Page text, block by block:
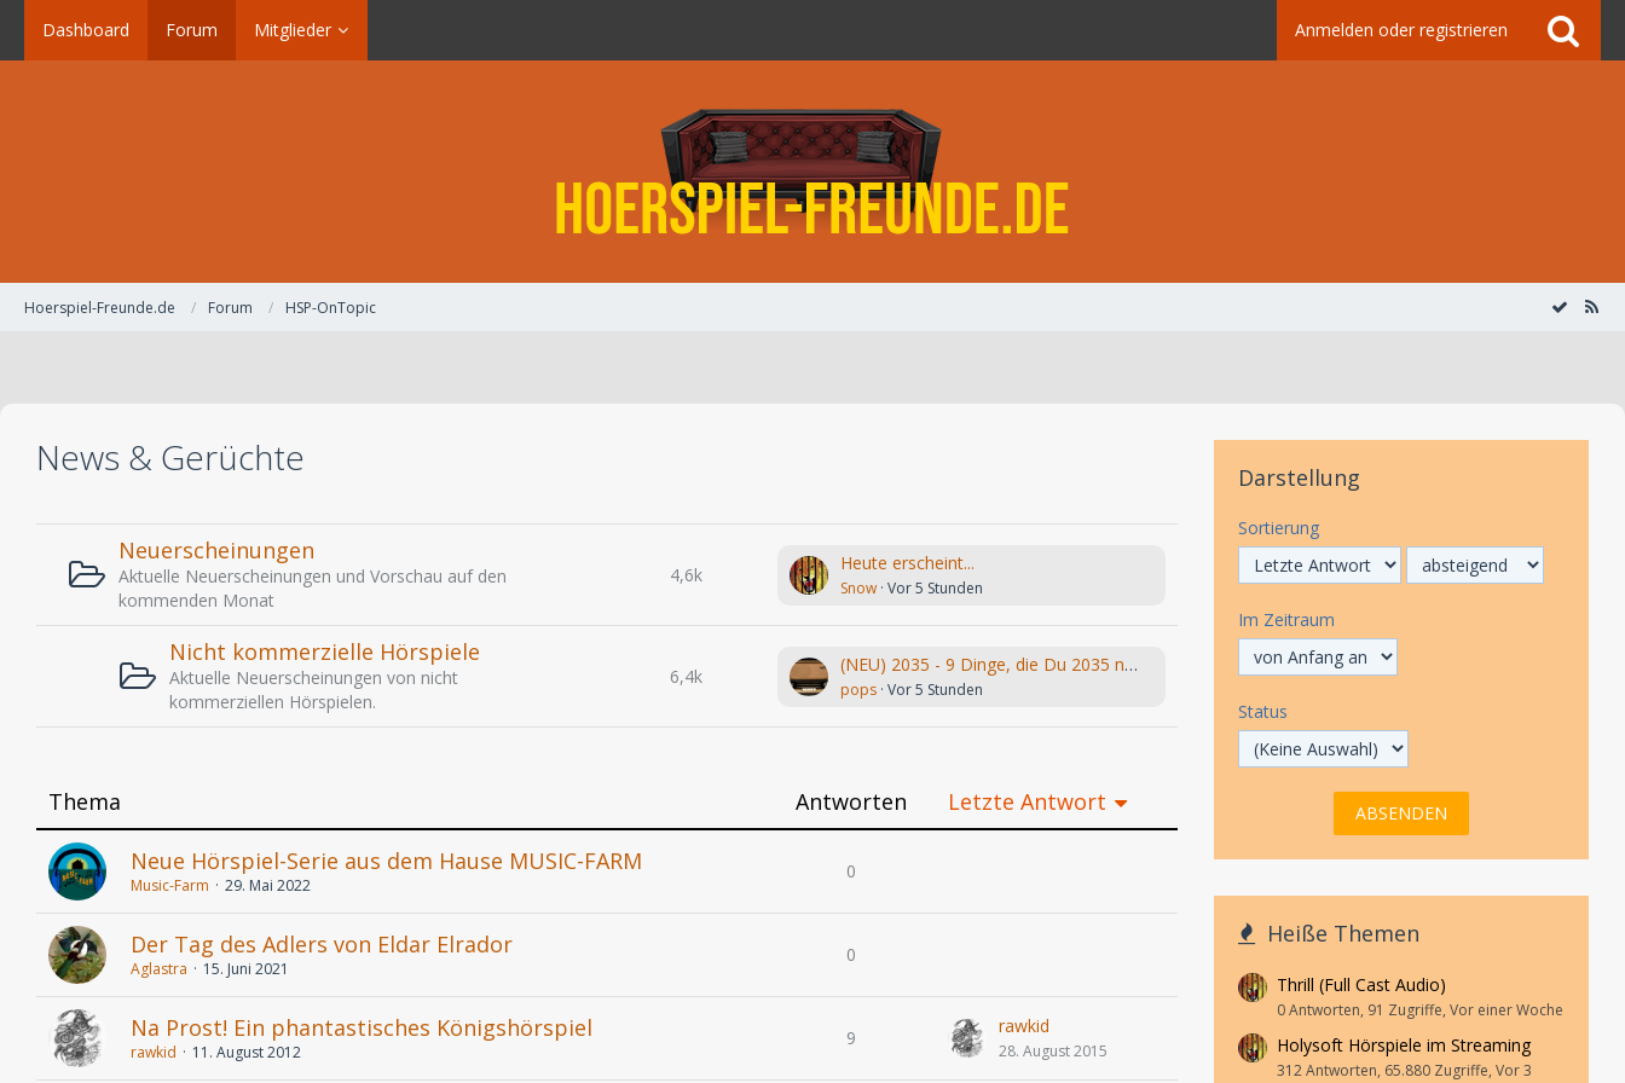
Dashboard Forum Mitglieder Anmelden oder registrieren
Hoerspiel-Freunde.de Forum HSP-OnTopic
News & Gerüchte
Neuerscheinungen
Aktuelle Neuerscheinungen und Vorschau auf den
kommenden Monat
4,6k
Heute erscheint...
Snow Vor 5 Stunden
Nicht kommerzielle Hörspiele
Aktuelle Neuerscheinungen von nicht
kommerziellen Hörspielen.
6,4k
(NEU) 2035 - 9 Dinge, die Du 2035 nicht erwartet hättest - #6 wird Dich umhauen (Arne Salasse, Léon Haase) hr 2022
pops Vor 5 Stunden
Thema Antworten Letzte Antwort
Neue Hörspiel-Serie aus dem Hause MUSIC-FARM
Music-Farm 29. Mai 2022
0
Der Tag des Adlers von Eldar Elrador
Aglastra 15. Juni 2021
0
Na Prost! Ein phantastisches Königshörspiel
rawkid 11. August 2012
9
rawkid
28. August 2015
Darstellung
Sortierung
Im Zeitraum
Status
Heiße Themen
Thrill (Full Cast Audio)
0 Antworten, 91 Zugriffe, Vor einer Woche
Holysoft Hörspiele im Streaming
312 Antworten, 65.880 Zugriffe, Vor 3